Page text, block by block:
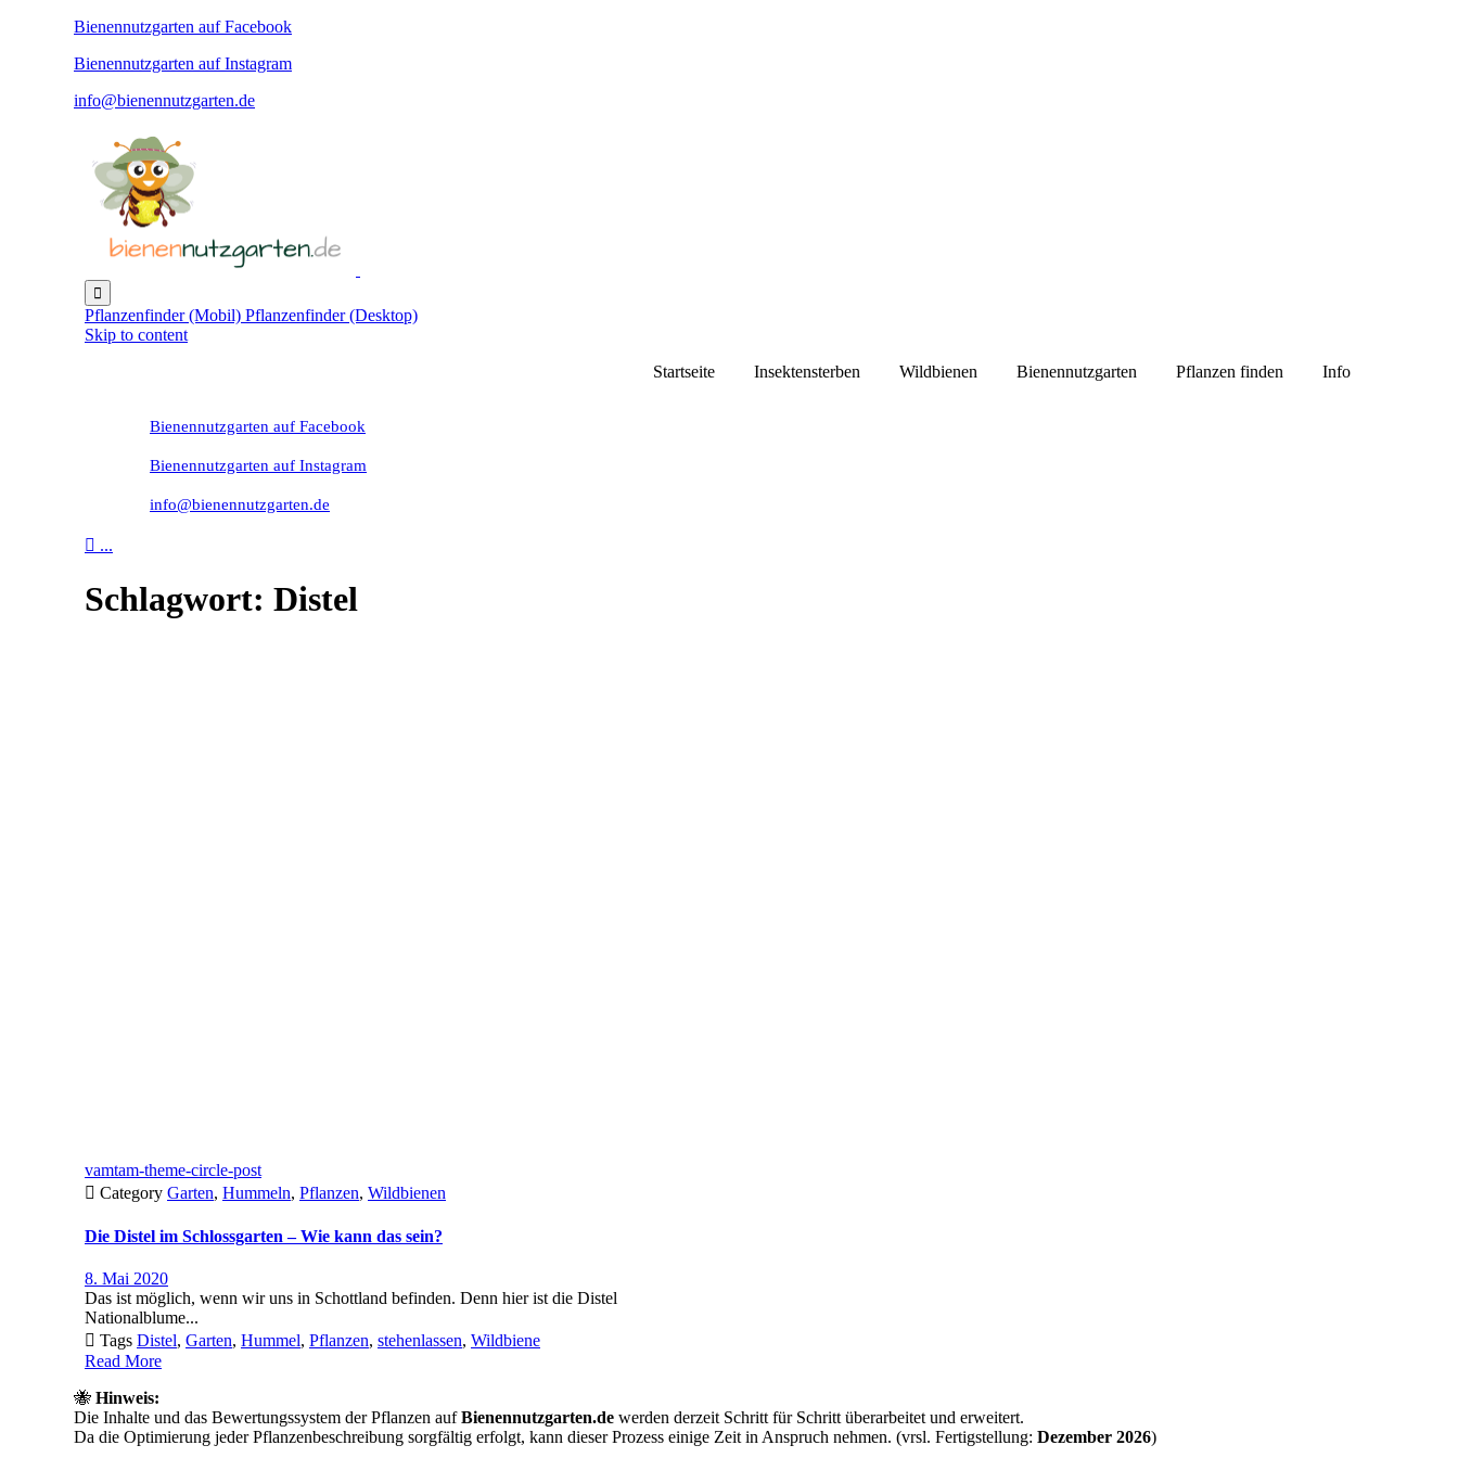
Bienennutzgarten auf Facebook
Bienennutzgarten auf Instagram
info@bienennutzgarten.de

Pflanzenfinder (Mobil) Pflanzenfinder (Desktop)
Skip to content
Startseite
Insektensterben Wildbienen Bienennutzgarten Pflanzen finden Info
Bienennutzgarten auf Facebook
Bienennutzgarten auf Instagram
info@bienennutzgarten.de
 ...
Schlagwort: Distel
vamtam-theme-circle-post
 Category Garten, Hummeln, Pflanzen, Wildbienen
Die Distel im Schlossgarten – Wie kann das sein?
8. Mai 2020
Das ist möglich, wenn wir uns in Schottland befinden. Denn hier ist die Distel
Nationalblume...
 Tags Distel, Garten, Hummel, Pflanzen, stehenlassen, Wildbiene
Read More
🐝 Hinweis:
Die Inhalte und das Bewertungssystem der Pflanzen aufBienennutzgarten.de werden derzeit Schritt für Schritt überarbeitet und erweitert.
Da die Optimierung jeder Pflanzenbeschreibung sorgfältig erfolgt, kann dieser Prozess einige Zeit in Anspruch nehmen. (vrsl. Fertigstellung: Dezember 2026)